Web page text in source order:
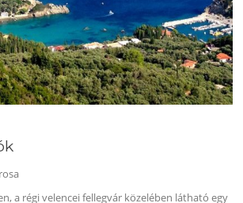
a régi velencei fellegvár közelében látható egy